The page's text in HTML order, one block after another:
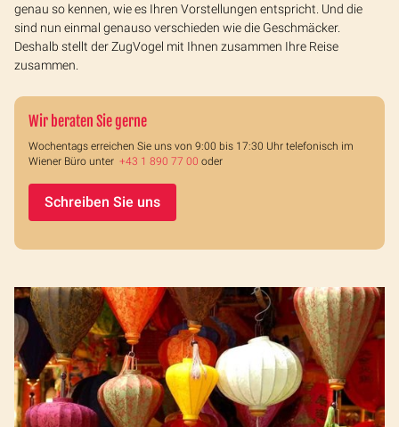
genau so kennen, wie es Ihren Vorstellungen entspricht. Und die
sind nun einmal genauso verschieden wie die Geschmäcker.
Deshalb stellt der ZugVogel mit Ihnen zusammen Ihre Reise
zusammen.
Wir beraten Sie gerne
Wochentags erreichen Sie uns von 9:00 bis 17:30 Uhr telefonisch im
Wiener Büro unter +43 1 890 77 00 oder
Schreiben Sie uns